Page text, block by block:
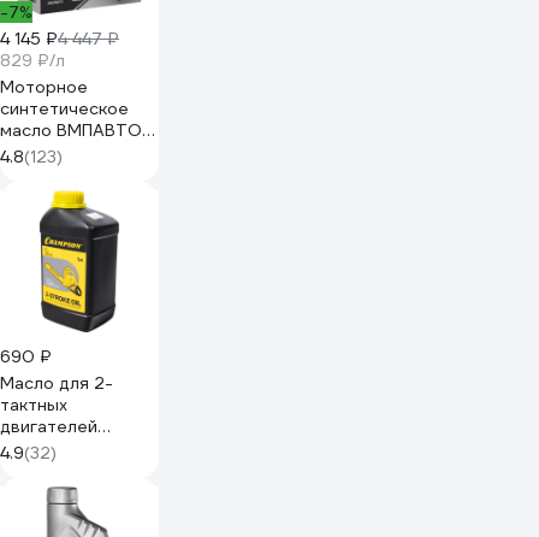
-7%
4 145 ₽4 447 ₽
829 ₽/л
Моторное
синтетическое
масло ВМПАВТО
Resurs 100+ 5w40
(A3/B4; SL/CF)
4л+1л 9293
4.8(123)
690 ₽
Масло для 2-
тактных
двигателей
минеральное
JASO FB 1 л
Champion 952831
4.9(32)